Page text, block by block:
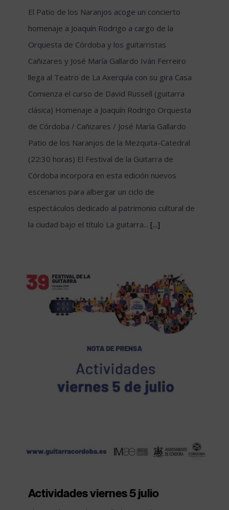
El Patio de los Naranjos acoge un concierto
homenaje a Joaquín Rodrigo a cargo de la
Orquesta de Córdoba y los guitarristas
Cañizares y José María Gallardo Iván Ferreiro
llega al Teatro de La Axerquía con su gira Casa
Comienza el curso de David Russell (guitarra
clásica) Homenaje a Joaquín Rodrigo Orquesta
de Córdoba / Cañizares / José María Gallardo
Patio de los Naranjos de la Mezquita-Catedral
(22:30 horas) El Festival de la Guitarra de
Córdoba incorpora en esta edición nuevos
escenarios para albergar un ciclo de
espectáculos dedicado al patrimonio cultural de
la ciudad bajo el título La guitarra... [...]
Actividades viernes 5 julio